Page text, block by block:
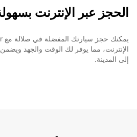
الحجز عبر الإنترنت
الإنترنت، مما يوفر لك الوقت والجهد
إلى المدينة.